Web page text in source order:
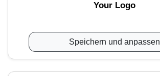
Your Logo
Speichern und anpassen